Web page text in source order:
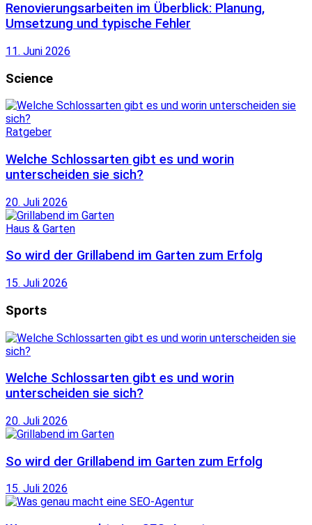
Renovierungsarbeiten im Überblick: Planung,
Umsetzung und typische Fehler
11. Juni 2026
Science
Ratgeber
Welche Schlossarten gibt es und worin
unterscheiden sie sich?
20. Juli 2026
Haus & Garten
So wird der Grillabend im Garten zum Erfolg
15. Juli 2026
Sports
Welche Schlossarten gibt es und worin
unterscheiden sie sich?
20. Juli 2026
So wird der Grillabend im Garten zum Erfolg
15. Juli 2026